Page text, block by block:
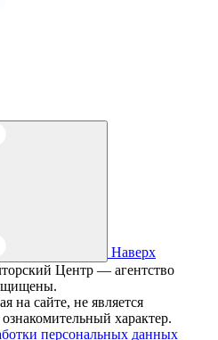
Наверх
Центр — агентство
на сайте, не является
характер.
персональных данных